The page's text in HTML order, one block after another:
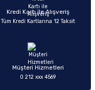
Kredi Kartı ile Alışveriş
Tüm Kredi Kartlarına 12 Taksit
Müşteri Hizmetleri
0 212 xxx 4569